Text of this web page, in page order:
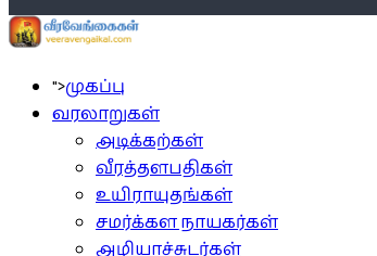
">முகப்பு
வரலாறுகள்
அடிக்கற்கள்
வீரத்தளபதிகள்
உயிராயுதங்கள்
சமர்க்கள நாயகர்கள்
அழியாச்சுடர்கள்